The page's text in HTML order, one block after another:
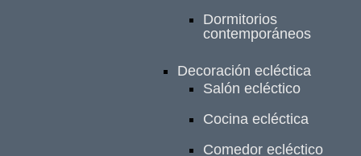
Dormitorios
contemporáneos
Decoración ecléctica
Salón ecléctico
Cocina ecléctica
Comedor ecléctico